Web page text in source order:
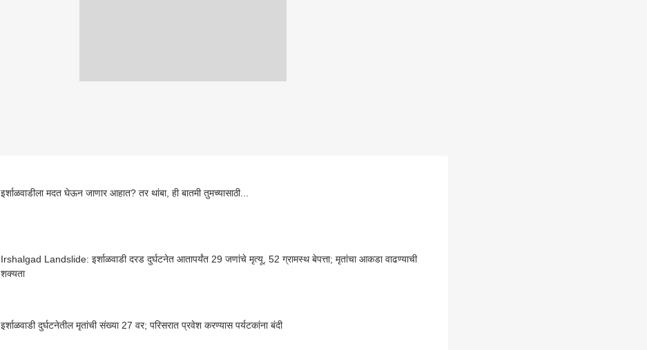
इर्शाळवाडीला मदत घेऊन जाणार आहात? तर थांबा, ही बातमी तुमच्यासाठी...
Irshalgad Landslide: इर्शाळवाडी दरड दुर्घटनेत आतापर्यंत 29 जणांचे मृत्यू, 52 ग्रामस्थ बेपत्ता; मृतांचा आकडा वाढण्याची
शक्यता
इर्शाळवाडी दुर्घटनेतील मृतांची संख्या 27 वर; परिसरात प्रवेश करण्यास पर्यटकांना बंदी